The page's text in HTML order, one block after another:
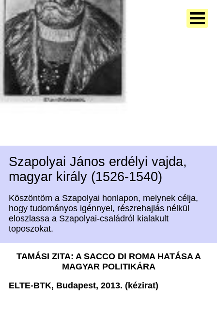
Szapolyai János erdélyi vajda,
magyar király (1526-1540)
Köszöntöm a Szapolyai honlapon, melynek célja,
hogy tudományos igénnyel, részrehajlás nélkül
eloszlassa a Szapolyai-családról kialakult
toposzokat.
TAMÁSI ZITA: A SACCO DI ROMA HATÁSA A
MAGYAR POLITIKÁRA
ELTE-BTK, Budapest, 2013. (kézirat)